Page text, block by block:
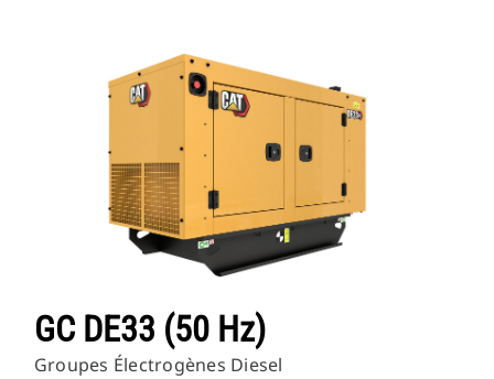
GC DE33 (50 Hz)
Groupes Électrogènes Diesel